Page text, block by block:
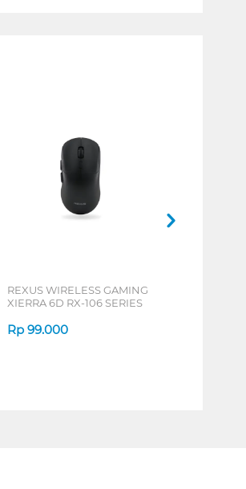
REXUS WIRELESS GAMING
XIERRA 6D RX-106 SERIES
Rp 99.000